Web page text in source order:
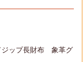
ジップ長財布 象革グ